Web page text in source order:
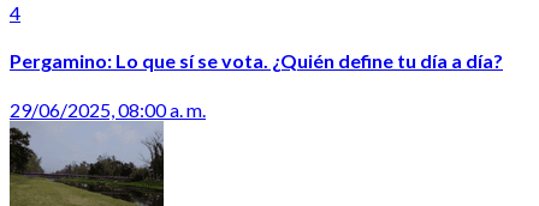
4
Pergamino: Lo que sí se vota. ¿Quién define tu día a día?
29/06/2025, 08:00 a. m.